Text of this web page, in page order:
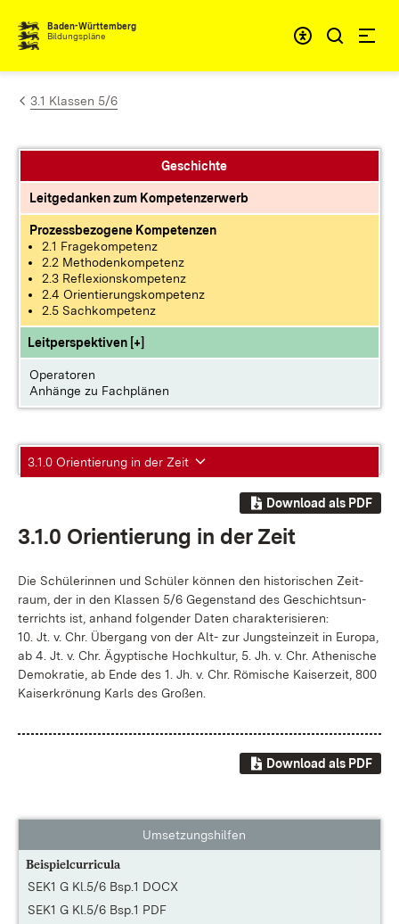
Zum Inhalt springen
Baden-Württemberg
Bildungspläne
3.1 Klassen 5/6
Geschichte
Leitgedanken zum Kompetenzerwerb
Prozessbezogene Kompetenzen
2.1 Fragekompetenz
2.2 Methodenkompetenz
2.3 Reflexionskompetenz
2.4 Orientierungskompetenz
2.5 Sachkompetenz
Leitperspektiven [+]
Operatoren
Anhänge zu Fachplänen
3.1.0 Orientierung in der Zeit
Download als PDF
3.1.0 Ori­en­tie­rung in der Zeit
Die Schü­le­rin­nen und Schü­ler kön­nen den his­to­ri­schen Zeit­
raum, der in den Klas­sen 5/6 Ge­gen­stand des Ge­schichts­un­
ter­richts ist, an­hand fol­gen­der Da­ten cha­rak­te­ri­sie­ren:
10. Jt. v. Chr. Über­gang von der Alt- zur Jung­stein­zeit in Eu­ro­pa,
ab 4. Jt. v. Chr. Ägyp­ti­sche Hoch­kul­tur, 5. Jh. v. Chr. Athe­ni­sche
De­mo­kra­tie, ab En­de des 1. Jh. v. Chr. Rö­mi­sche Kai­ser­zeit, 800
Kai­ser­krö­nung Karls des Gro­ßen.
Download als PDF
Umsetzungshilfen
Beispielcurricula
SEK1 G Kl.5/6 Bsp.1 DOCX
SEK1 G Kl.5/6 Bsp.1 PDF